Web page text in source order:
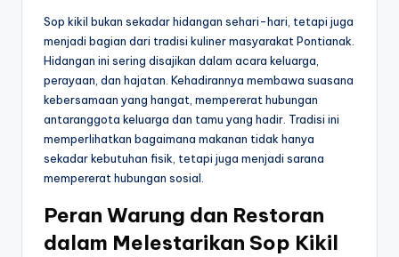
Sop kikil bukan sekadar hidangan sehari-hari, tetapi juga
menjadi bagian dari tradisi kuliner masyarakat Pontianak.
Hidangan ini sering disajikan dalam acara keluarga,
perayaan, dan hajatan. Kehadirannya membawa suasana
kebersamaan yang hangat, mempererat hubungan
antaranggota keluarga dan tamu yang hadir. Tradisi ini
memperlihatkan bagaimana makanan tidak hanya
sekadar kebutuhan fisik, tetapi juga menjadi sarana
mempererat hubungan sosial.
Peran Warung dan Restoran
dalam Melestarikan Sop Kikil